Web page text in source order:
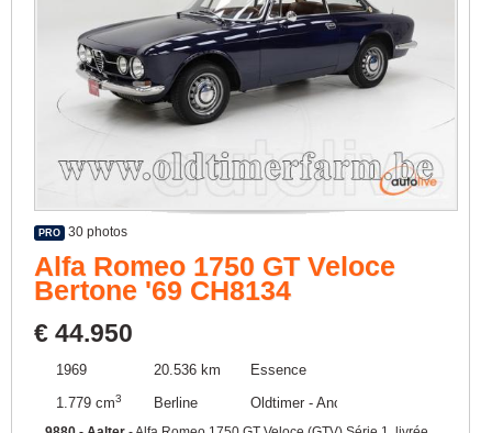
PRO 30 photos
Alfa Romeo 1750 GT Veloce
Bertone '69 CH8134
€ 44.950
1969 20.536 km
Essence
1.779 cm3 Berline Oldtimer - Ancêtre